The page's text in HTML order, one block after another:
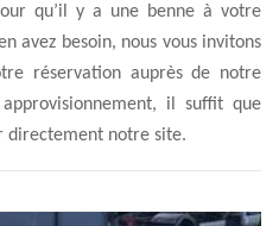
qu’il y a une benne à votre
avez besoin, nous vous invitons
réservation auprès de notre
il suffit que
directement notre site.